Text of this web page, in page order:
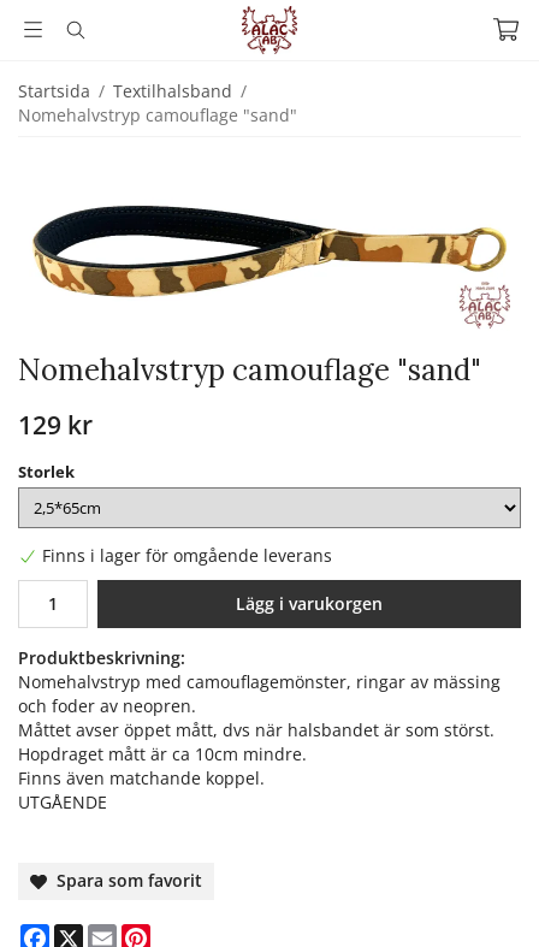
Startsida / Textilhalsband /
Nomehalvstryp camouflage "sand"
Nomehalvstryp camouflage "sand"
129 kr
Storlek
Finns i lager för omgående leverans
Lägg i varukorgen
Produktbeskrivning:
Nomehalvstryp med camouflagemönster, ringar av mässing
och foder av neopren.
Måttet avser öppet mått, dvs när halsbandet är som störst.
Hopdraget mått är ca 10cm mindre.
Finns även matchande koppel.
UTGÅENDE
Spara som favorit
Facebook
X Email